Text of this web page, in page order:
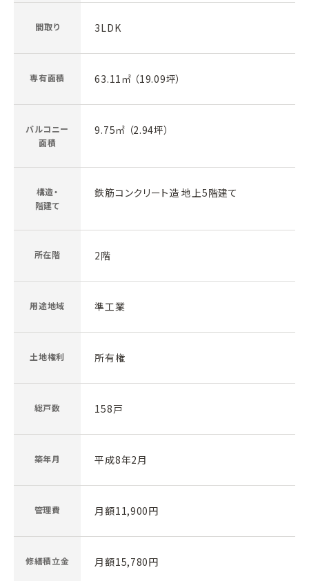
間取り 3LDK
専有面積 63.11㎡ （19.09坪）
バルコニー
面積
9.75㎡ （2.94坪）
構造・
階建て
鉄筋コンクリート造 地上5階建て
所在階 2階
用途地域 準工業
土地権利 所有権
総戸数 158戸
築年月 平成8年2月
管理費 月額11,900円
修繕積立金 月額15,780円